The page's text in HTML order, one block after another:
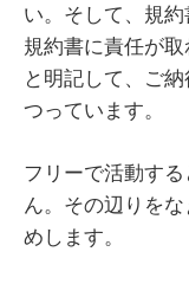
い。そして、規約
規約書に責任が
と明記して、ご
つっています。
フリーで活動す
ん。その辺りを
めします。